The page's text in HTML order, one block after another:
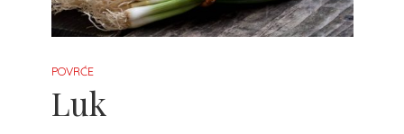
POVRĆE
Luk